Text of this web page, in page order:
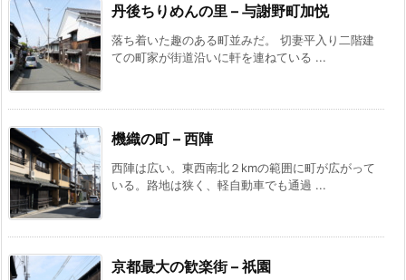
丹後ちりめんの里 – 与謝野町加悦
落ち着いた趣のある町並みだ。 切妻平入り二階建
ての町家が街道沿いに軒を連ねている ...
機織の町 – 西陣
西陣は広い。東西南北２kmの範囲に町が広がって
いる。路地は狭く、軽自動車でも通過 ...
京都最大の歓楽街 – 祇園